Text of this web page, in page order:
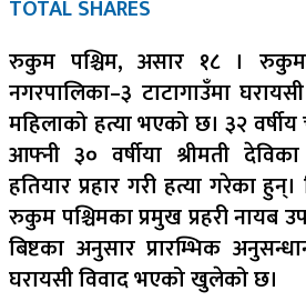
TOTAL SHARES
रुकुम पश्चिम,असार १८ । रुकुम
नगरपालिका–३ टाटागाउँमा
महिलाको हत्या भएको छ। ३२ वर्षीय
आफ्नी ३० वर्षीया श्रीमती
हतियार प्रहार गरी हत्या गरेका
रुकुम पश्चिमका प्रमुख प्रहरी नायब
बिष्टका अनुसार प्रारम्भिक
घरायसी विवाद भएको खुलेको छ।